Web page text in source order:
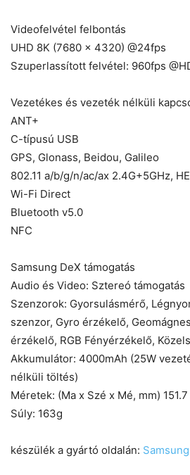
Videofelvétel felbontás
UHD 8K (7680 x 4320) @24fps
Szuperlassított felvétel: 960fps
Vezetékes és vezeték nélküli
ANT+
C-típusú USB
GPS, Glonass, Beidou, Galileo
802.11 a/b/g/n/ac/ax 2.4G+5GHz,
Wi-Fi Direct
Bluetooth v5.0
NFC
Samsung DeX támogatás
Audio és Video: Sztereó támogatás
Szenzorok: Gyorsulásmérő,
szenzor, Gyro érzékelő,
érzékelő, RGB Fényérzékelő,
Akkumulátor: 4000mAh (25W
nélküli töltés)
Méretek: (Ma x Szé x Mé, mm)
Súly: 163g
készülék a gyártó oldalán: